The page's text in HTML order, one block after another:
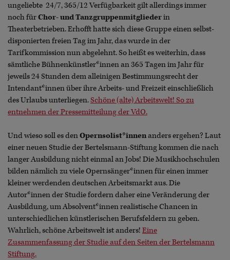
ungeliebte 24/7, 365/12 Verfügbarkeit gilt allerdings immer
noch fürChor- und Tanzgruppenmitgliederin
Theaterbetrieben. Erhofft hatte sich diese Gruppe einen selbst-
disponierten freien Tag im Jahr, das wurde in der
Tarifkommission nun abgelehnt. So heißt es weiterhin, dass
sämtliche Bühnenkünstler*innen an 365 Tagen im Jahr für
jeweils 24 Stunden dem alleinigen Bestimmungsrecht der
Intendant*innen über ihre Arbeits- und Freizeit einschließlich
des Urlaubs unterliegen.Schöne (alte) Arbeitswelt! So zu
entnehmen der Pressemitteilung der VdO.
Und wieso soll es denOpernsolist*innenanders ergehen? Laut
einer neuen Studie der Bertelsmann-Stiftung kommen die nach
langer Ausbildung nicht einmal an Jobs! Die Musikhochschulen
bilden nämlich zu viele Opernsänger*innen für einen immer
kleiner werdenden deutschen Arbeitsmarkt aus. Die
Autor*innen der Studie fordern daher eine Veränderung der
Ausbildung, um Absolvent*innen realistische Chancen in
unterschiedlichen künstlerischen Berufsfeldern zu geben.
Wahrlich, schöne Arbeitswelt ist anders! Eine
Zusammenfassung der Studie auf den Seiten der Bertelsmann
Stiftung.